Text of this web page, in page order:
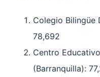
Colegio Bilingüe
78,692
Centro
(Barranquilla):